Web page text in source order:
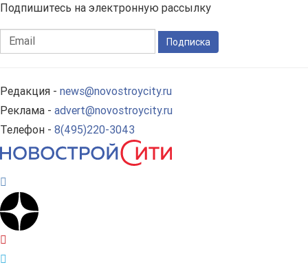
Подпишитесь на электронную рассылку
Подписка
Редакция - news@novostroycity.ru
Реклама - advert@novostroycity.ru
Телефон - 8(495)220-3043